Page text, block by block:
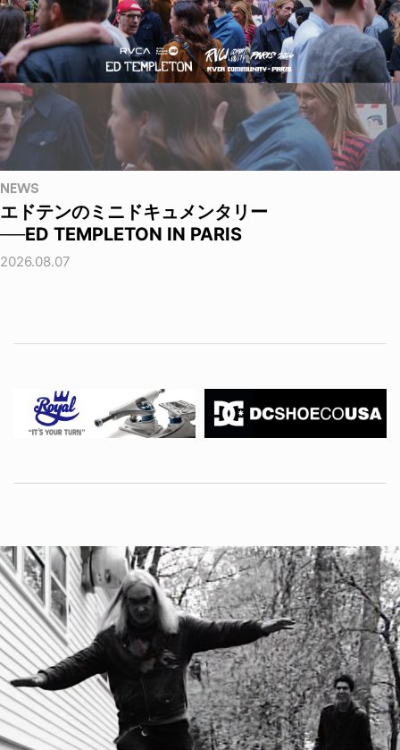
NEWS
エドテンのミニドキュメンタリー
──ED TEMPLETON IN PARIS
2026.08.07